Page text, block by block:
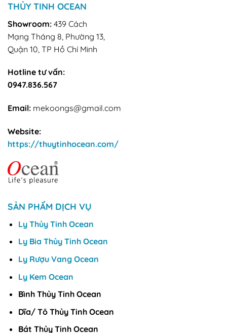
THỦY TINH OCEAN
Showroom: 439 Cách
Mạng Tháng 8, Phường 13,
Quận 10, TP Hồ Chí Minh
Hotline tư vấn:
0947.836.567
Email: mekoongs@gmail.com
Website:
https://thuytinhocean.com/
SẢN PHẨM DỊCH VỤ
Ly Thủy Tinh Ocean
Ly Bia Thủy Tinh Ocean
Ly Rượu Vang Ocean
Ly Kem Ocean
Bình Thủy Tinh Ocean
Dĩa/ Tô Thủy Tinh Ocean
Bát Thủy Tinh Ocean